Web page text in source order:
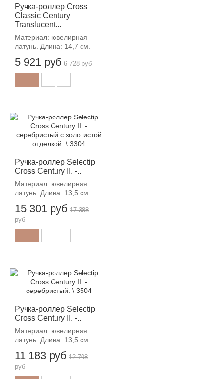
Ручка-роллер Cross
Classic Century
Translucent...
Материал: ювелирная
латунь. Длина: 14,7 см.
5 921 руб 6 728 руб
Ручка-роллер Selectip
Cross Century II. -...
Материал: ювелирная
латунь. Длина: 13,5 см.
15 301 руб
-12%
17 388
руб
Ручка-роллер Selectip
Cross Century II. -...
Материал: ювелирная
латунь. Длина: 13,5 см.
11 183 руб
-12%
12 708
руб